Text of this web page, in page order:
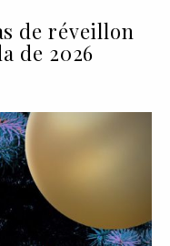
de réveillon
de 2026